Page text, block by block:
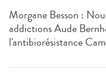
Morgane Besson :
addictions Aude
l'antibiorésistance